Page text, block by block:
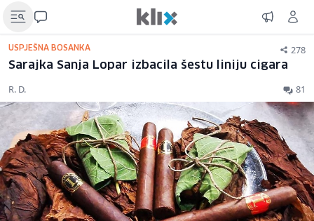
USPJEŠNA BOSANKA 278
Sarajka Sanja Lopar izbacila šestu liniju cigara
R. D. 81